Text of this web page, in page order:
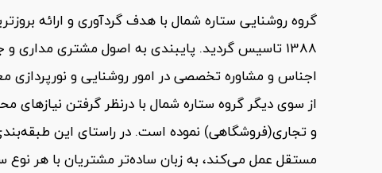
گروه روشنایی ستاره شمال با هدف گردآوری و ارائه
1388 تاسیس گردید. پایبندی به اصول مشتری
اجناس و مشاوره تخصصی در امور روشنایی و
از سوی دیگر گروه ستاره شمال با درنظر گرفتن
و تجاری(فروشگاهی) نموده است. در راستای این
مستقل عمل می‌کند، به زبان ساده‌تر مشتریان با هر نوع